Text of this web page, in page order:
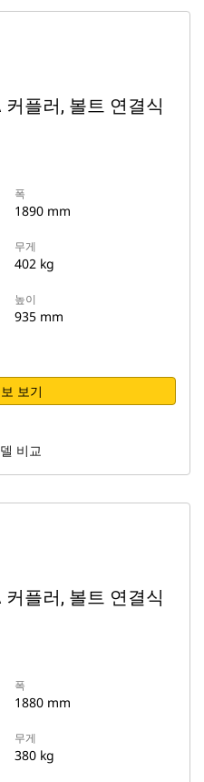
커플러, 볼트 연결식
폭
1890 mm
무게
402 kg
높이
935 mm
보기
비교
커플러, 볼트 연결식
폭
1880 mm
무게
380 kg